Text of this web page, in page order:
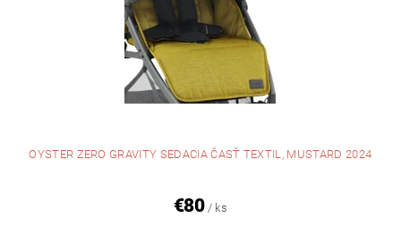
OYSTER ZERO GRAVITY SEDACIA ČASŤ TEXTIL, MUSTARD 2024
€80 / ks